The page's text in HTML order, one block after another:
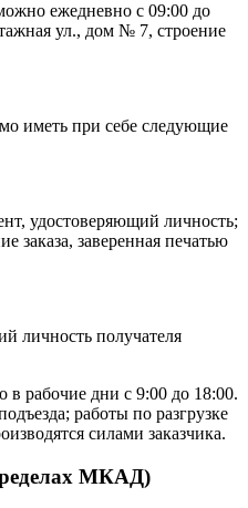
ежедневно с 09:00 до
ул., дом № 7, строение
иметь при себе следующие
удостоверяющий личность;
заказа, заверенная печатью
личность получателя
в рабочие дни с 9:00 до 18:00.
работы по разгрузке
силами заказчика.
МКАД)